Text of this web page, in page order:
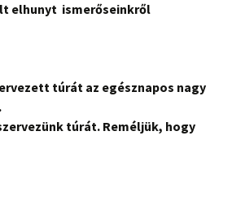
elhunyt ismerőseinkről
túrát az egésznapos nagy
túrát. Reméljük, hogy